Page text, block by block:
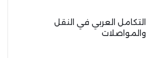
التكامل العربي في النقل
والمواصلات